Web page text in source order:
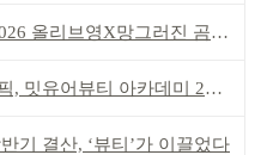
올리브영X망그러진 곰 콜라보
유어뷰티 아카데미 2기 발대식
기 결산, ‘뷰티’가 이끌었다